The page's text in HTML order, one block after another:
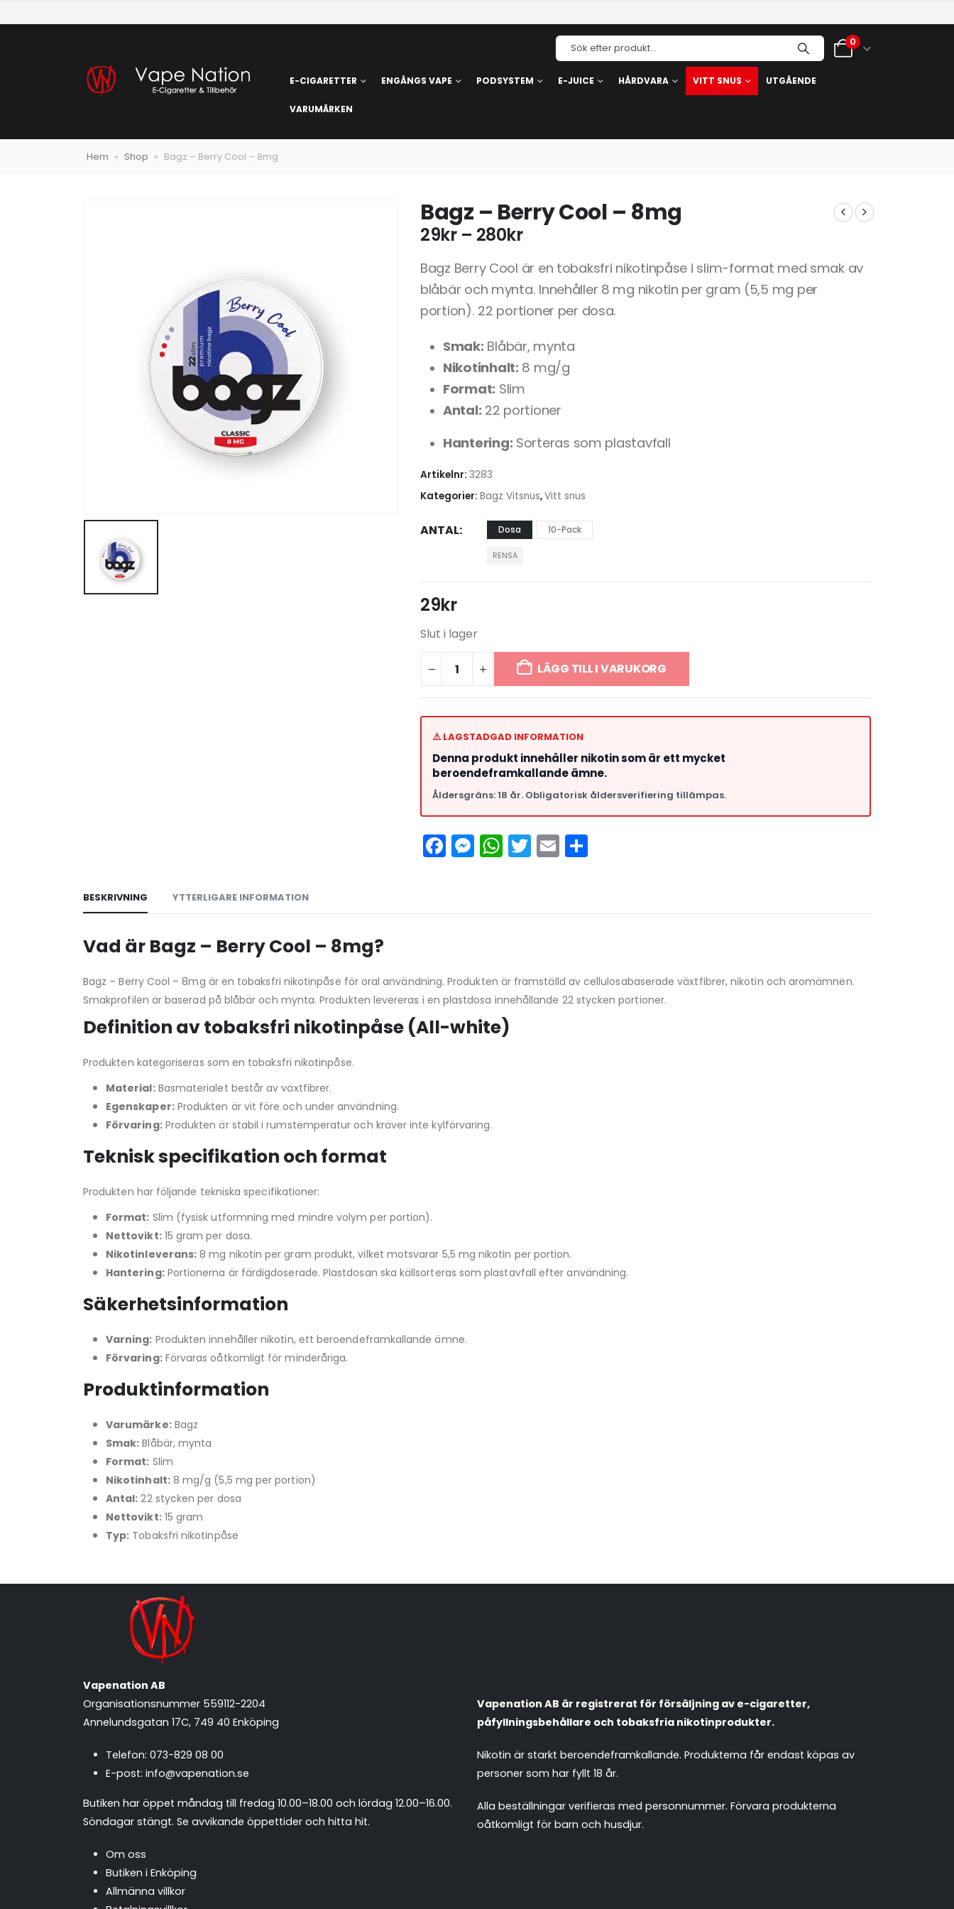
0
E-CIGARETTER ENGÅNGS VAPE PODSYSTEM E-JUICE HÅRDVARA VITT SNUS UTGÅENDE
VARUMÄRKEN
Hem » Shop » Bagz – Berry Cool – 8mg
Bagz – Berry Cool – 8mg
29kr – 280kr
Bagz Berry Cool är en tobaksfri nikotinpåse i slim-format med smak av
blåbär och mynta. Innehåller 8 mg nikotin per gram (5,5 mg per
portion). 22 portioner per dosa.
Smak: Blåbär, mynta
Nikotinhalt: 8 mg/g
Format: Slim
Antal: 22 portioner
Hantering: Sorteras som plastavfall
Artikelnr: 3283
Kategorier: Bagz Vitsnus,Vitt snus
ANTAL Dosa 10-Pack
RENSA
29kr
Slut i lager
LÄGG TILL I VARUKORG
⚠️ LAGSTADGAD INFORMATION
Denna produkt innehåller nikotin som är ett mycket
beroendeframkallande ämne.
Åldersgräns: 18 år. Obligatorisk åldersverifiering tillämpas.
Facebook
Messenger
WhatsApp
Twitter
Email
BESKRIVNING YTTERLIGARE INFORMATION
Vad är Bagz – Berry Cool – 8mg?
Bagz – Berry Cool – 8mg är en tobaksfri nikotinpåse för oral användning. Produkten är framställd av cellulosabaserade växtfibrer, nikotin och aromämnen.
Smakprofilen är baserad på blåbär och mynta. Produkten levereras i en plastdosa innehållande 22 stycken portioner.
Definition av tobaksfri nikotinpåse (All-white)
Produkten kategoriseras som en tobaksfri nikotinpåse.
Material:Basmaterialet består av växtfibrer.
Egenskaper:Produkten är vit före och under användning.
Förvaring:Produkten är stabil i rumstemperatur och kräver inte kylförvaring.
Teknisk specifikation och format
Produkten har följande tekniska specifikationer:
Format: Slim (fysisk utformning med mindre volym per portion).
Nettovikt:15 gram per dosa.
Nikotinleverans: 8 mg nikotin per gram produkt, vilket motsvarar 5,5 mg nikotin per portion.
Hantering:Portionerna är färdigdoserade. Plastdosan ska källsorteras som plastavfall efter användning.
Säkerhetsinformation
Varning: Produkten innehåller nikotin, ett beroendeframkallande ämne.
Förvaring:Förvaras oåtkomligt för minderåriga.
Produktinformation
Varumärke:Bagz
Smak: Blåbär, mynta
Format: Slim
Nikotinhalt:8 mg/g (5,5 mg per portion)
Antal: 22 stycken per dosa
Nettovikt:15 gram
Typ: Tobaksfri nikotinpåse
Vapenation AB
Organisationsnummer 559112-2204
Annelundsgatan 17C, 749 40 Enköping
Telefon: 073-829 08 00
E-post: info@vapenation.se
Butiken har öppet måndag till fredag 10.00–18.00 och lördag 12.00–16.00.
Söndagar stängt. Se avvikande öppettider och hitta hit.
Om oss
Butiken i Enköping
Allmänna villkor
Vapenation AB är registrerat för försäljning av e-cigaretter,
påfyllningsbehållare och tobaksfria nikotinprodukter.
Nikotin är starkt beroendeframkallande. Produkterna får endast köpas av
personer som har fyllt 18 år.
Alla beställningar verifieras med personnummer. Förvara produkterna
oåtkomligt för barn och husdjur.
Vitsnus Leverans & frakt